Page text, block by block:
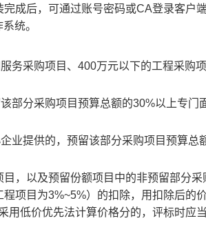
成后，可通过账号密码或CA登录客户
统。
务采购项目、400万元以下的工程采购
部分采购项目预算总额的30%以上专门
业提供的，预留该部分采购项目预算总
，以及预留份额项目中的非预留部分
项目为3%~5%）的扣除，用扣除后的
用低价优先法计算价格分的，评标时应